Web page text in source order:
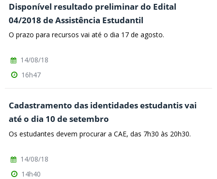
Disponível resultado preliminar do Edital
04/2018 de Assistência Estudantil
O prazo para recursos vai até o dia 17 de agosto.
14/08/18
16h47
Cadastramento das identidades estudantis vai
até o dia 10 de setembro
Os estudantes devem procurar a CAE, das 7h30 às 20h30.
14/08/18
14h40